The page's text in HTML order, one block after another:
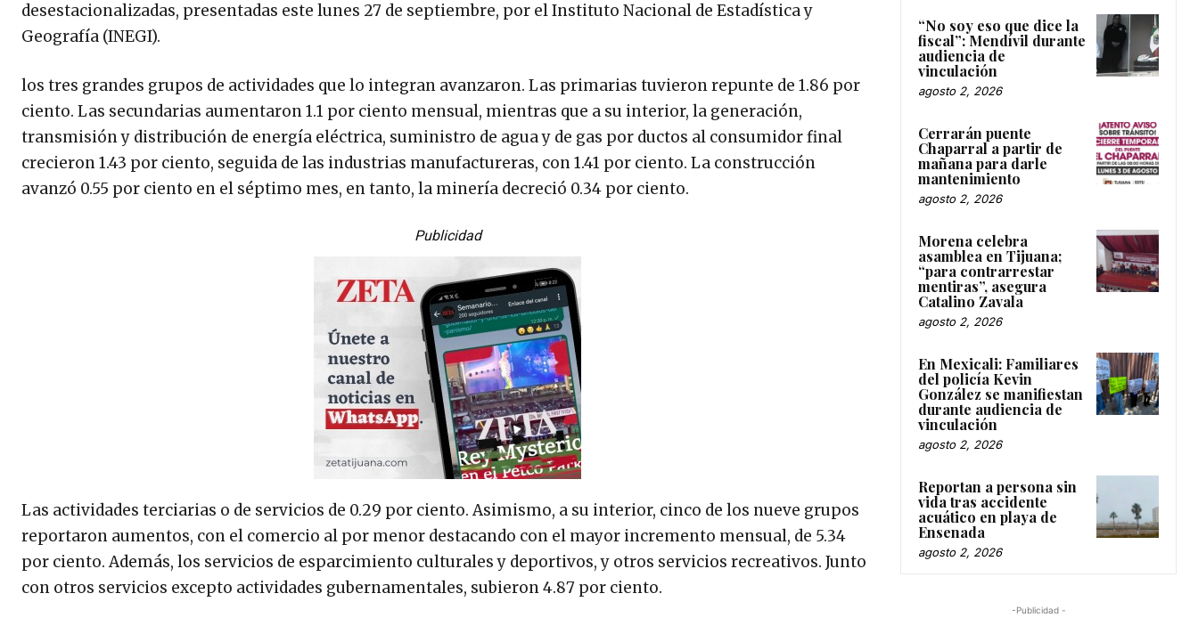
desestacionalizadas, presentadas este lunes 27 de septiembre, por el Instituto Nacional de Estadística y
Geografía (INEGI).
los tres grandes grupos de actividades que lo integran avanzaron. Las primarias tuvieron repunte de 1.86 por
ciento. Las secundarias aumentaron 1.1 por ciento mensual, mientras que a su interior, la generación,
transmisión y distribución de energía eléctrica, suministro de agua y de gas por ductos al consumidor final
crecieron 1.43 por ciento, seguida de las industrias manufactureras, con 1.41 por ciento. La construcción
avanzó 0.55 por ciento en el séptimo mes, en tanto, la minería decreció 0.34 por ciento.
Publicidad
Las actividades terciarias o de servicios de 0.29 por ciento. Asimismo, a su interior, cinco de los nueve grupos
reportaron aumentos, con el comercio al por menor destacando con el mayor incremento mensual, de 5.34
por ciento. Además, los servicios de esparcimiento culturales y deportivos, y otros servicios recreativos. Junto
con otros servicios excepto actividades gubernamentales, subieron 4.87 por ciento.
“No soy eso que dice la
fiscal”: Mendívil durante
audiencia de
vinculación
agosto 2, 2026
Cerrarán puente
Chaparral a partir de
mañana para darle
mantenimiento
agosto 2, 2026
Morena celebra
asamblea en Tijuana;
“para contrarrestar
mentiras”, asegura
Catalino Zavala
agosto 2, 2026
En Mexicali: Familiares
del policía Kevin
González se manifiestan
durante audiencia de
vinculación
agosto 2, 2026
Reportan a persona sin
vida tras accidente
acuático en playa de
Ensenada
agosto 2, 2026
-Publicidad -